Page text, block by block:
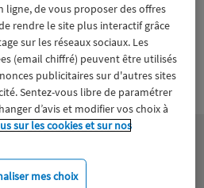
ligne, de vous proposer des offres
rendre le site plus interactif grâce
sur les réseaux sociaux. Les
(email chiffré) peuvent être utilisés
publicitaires sur d'autres sites
Sentez-vous libre de paramétrer
d’avis et modifier vos choix à
sur les cookies et sur nos
mes choix